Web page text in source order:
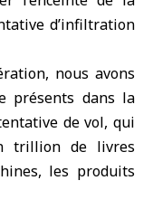
d’infiltration
nous avons
présents dans la
de vol, qui
trillion de livres
les produits